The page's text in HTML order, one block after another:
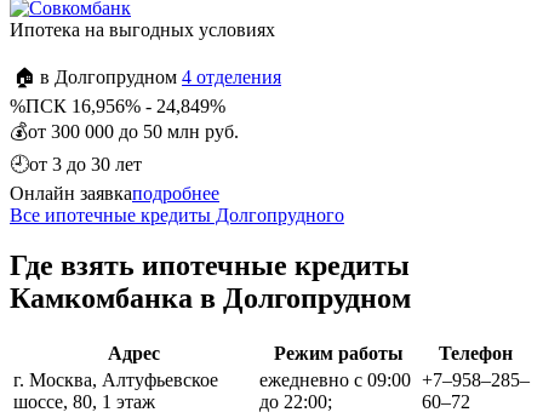
Ипотека на выгодных условиях
🏠 в Долгопрудном 4 отделения
%ПСК 16,956% - 24,849%
💰от 300 000 до 50 млн руб.
🕘от 3 до 30 лет
Онлайн заявкаподробнее
Все ипотечные кредиты Долгопрудного
Где взять ипотечные кредиты
Камкомбанка в Долгопрудном
Адрес Режим работы
Телефон
г. Москва, Алтуфьевское
шоссе, 80, 1 этаж
ежедневно с 09:00
до 22:00;
+7‒958‒285‒
60‒72